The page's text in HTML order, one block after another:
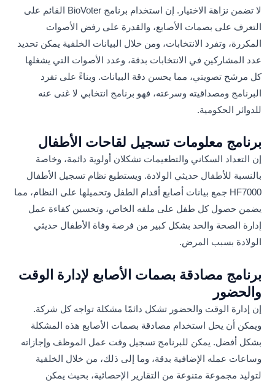
لا تضمن نزاهة الاختيار. إن استخدام برنامج BioVoter القائم على
التعرف على بصمات الأصابع، والقدرة على رفض الأصوات
المكررة، وتفرد الانتخابات، ومن خلال البيانات الخلفية يمكن تحديد
عدد المشاركين في الانتخابات بدقة، وعدد الأصوات التي يشغلها
كل مرشح تصويتي، مما يحسن دقة البيانات. وبناءً على تفرد
البرنامج ومصداقيته وسرعته، فهو برنامج انتخابي لا غنى عنه
للدوائر الحكومية.
برنامج معلومات تسجيل لقاحات الأطفال
إن التعداد السكاني والتطعيمات تشكلان أولوية دائمة، وخاصة
بالنسبة للأطفال حديثي الولادة. ويستطيع نظام تسجيل الأطفال
HF7000 جمع بيانات أصابع أقدام الطفل وتحميلها على النظام، مما
يضمن حصول كل طفل على ملفه الخاص، وتحسين كفاءة عمل
إدارة الصحة والحد بشكل كبير من فرصة وفاة الأطفال حديثي
الولادة بسبب المرض.
برنامج مصادقة بصمات الأصابع لإدارة الوقت
والحضور
إن إدارة الوقت والحضور تشكل دائمًا مشكلة تواجه كل شركة.
ويمكن أن يحل استخدام مصادقة بصمات الأصابع هذه المشكلة
بشكل أفضل. يمكن للبرنامج تسجيل وقت عمل الموظف وإجازاته
وساعات عمله الإضافية بدقة، وما إلى ذلك، من خلال الخلفية
لتوليد مجموعة متنوعة من التقارير الإحصائية، بحيث يمكن